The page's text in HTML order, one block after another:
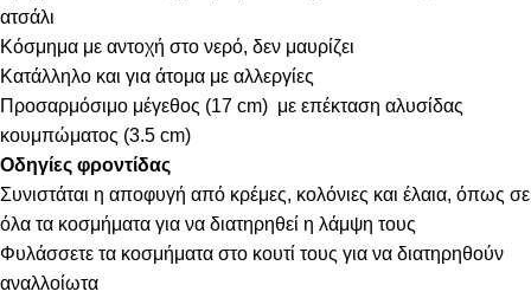
ατσάλι
Κόσμημα με αντοχή στο νερό, δεν μαυρίζει
Κατάλληλο και για άτομα με αλλεργίες
Προσαρμόσιμο μέγεθος (17 cm) με επέκταση αλυσίδας
κουμπώματος (3.5 cm)
Οδηγίες φροντίδας
Συνιστάται η αποφυγή από κρέμες, κολόνιες και έλαια, όπως σε
όλα τα κοσμήματα για να διατηρηθεί η λάμψη τους
Φυλάσσετε τα κοσμήματα στο κουτί τους για να διατηρηθούν
αναλλοίωτα